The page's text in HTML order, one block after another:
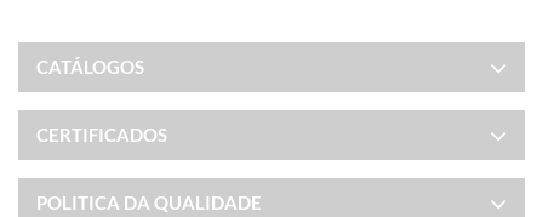
CATÁLOGOS
CERTIFICADOS
POLITICA DA QUALIDADE